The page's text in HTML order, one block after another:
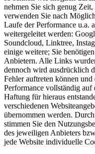
nehmen Sie sich genug
verwenden Sie nach
Laufe der Performance u.a.
weitergeleitet werden:
Soundcloud, Linktree,
einige weitere; Sie
Anbietern. Alle Links
dennoch wird ausdrücklich
Fehler auftreten können
Performance vollständig
Haftung für hieraus
verschiedenen
übernommen werden.
stimmen Sie den
des jeweiligen Anbieters
jede Website individuelle